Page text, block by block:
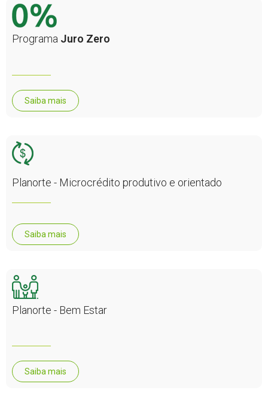
Programa Juro Zero
Saiba mais
Planorte - Microcrédito produtivo e orientado
Saiba mais
Planorte - Bem Estar
Saiba mais